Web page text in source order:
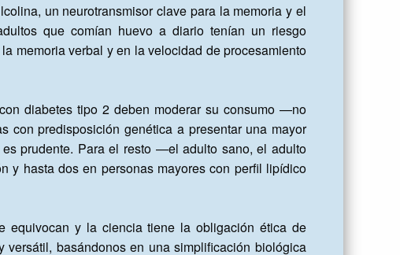
un neurotransmisor clave para la memoria y el
que comían huevo a diario tenían un riesgo
memoria verbal y en la velocidad de procesamiento
diabetes tipo 2 deben moderar su consumo —no
predisposición genética a presentar una mayor
prudente. Para el resto —el adulto sano, el adulto
y hasta dos en personas mayores con perfil lipídico
equivocan y la ciencia tiene la obligación ética de
versátil, basándonos en una simplificación biológica